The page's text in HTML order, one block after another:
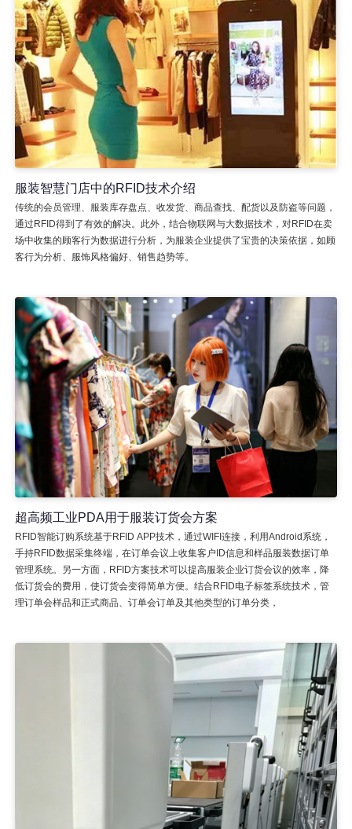
服装智慧门店中的RFID技术介绍
传统的会员管理、服装库存盘点、收发货、商品查找、配货以及防盗等问题，
通过RFID得到了有效的解决。此外，结合物联网与大数据技术，对RFID在卖
场中收集的顾客行为数据进行分析，为服装企业提供了宝贵的决策依据，如顾
客行为分析、服饰风格偏好、销售趋势等。
超高频工业PDA用于服装订货会方案
RFID智能订购系统基于RFID APP技术，通过WIFI连接，利用Android系统，
手持RFID数据采集终端，在订单会议上收集客户ID信息和样品服装数据订单
管理系统。另一方面，RFID方案技术可以提高服装企业订货会议的效率，降
低订货会的费用，使订货会变得简单方便。结合RFID电子标签系统技术，管
理订单会样品和正式商品、订单会订单及其他类型的订单分类，